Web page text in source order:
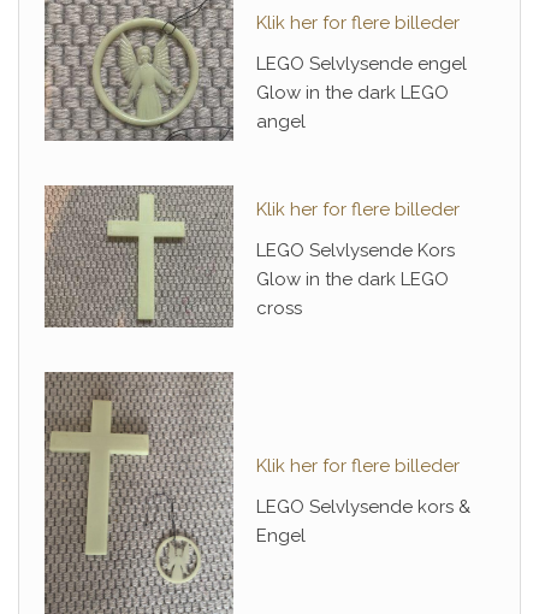
Klik her for flere billeder
LEGO Selvlysende engel
Glow in the dark LEGO
angel
Klik her for flere billeder
LEGO Selvlysende Kors
Glow in the dark LEGO
cross
Klik her for flere billeder
LEGO Selvlysende kors &
Engel